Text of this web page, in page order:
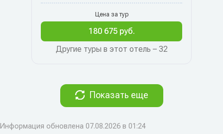
Другие туры в этот отель – 32
Цена за тур
180 675 руб.
Показать еще
Информация обновлена 07.08.2026 в 01:24